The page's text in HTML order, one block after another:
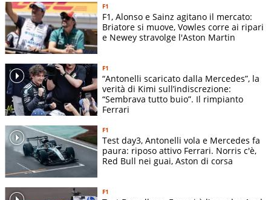
Num Gran premio Punti Piazzamenti
1 Australia GP
Alexander
2 China GP 2
Carlos Sainz
(9) -
3 Japan GP 0
Carlos Sainz
(15) -
Alexander
F1
F1, Alonso e Sainz agitano il mercato:
Briatore si muove, Vowles corre ai ripari
e Newey stravolge l'Aston Martin
F1
“Antonelli scaricato dalla Mercedes”, la
verità di Kimi sull’indiscrezione:
“Sembrava tutto buio”. Il rimpianto
Ferrari
F1
Test day3, Antonelli vola e Mercedes fa
paura: riposo attivo Ferrari. Norris c'è,
Red Bull nei guai, Aston di corsa
F1